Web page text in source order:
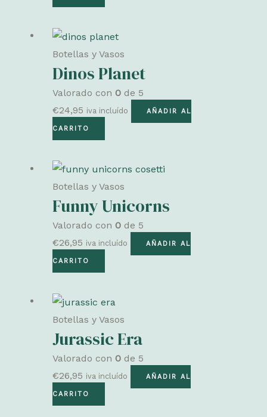
Botellas y Vasos
Dinos Planet
Valorado con 0 de 5
€24,95 iva incluído AÑADIR AL
CARRITO
Botellas y Vasos
Funny Unicorns
Valorado con 0 de 5
€26,95 iva incluído AÑADIR AL
CARRITO
Botellas y Vasos
Jurassic Era
Valorado con 0 de 5
€26,95 iva incluído AÑADIR AL
CARRITO